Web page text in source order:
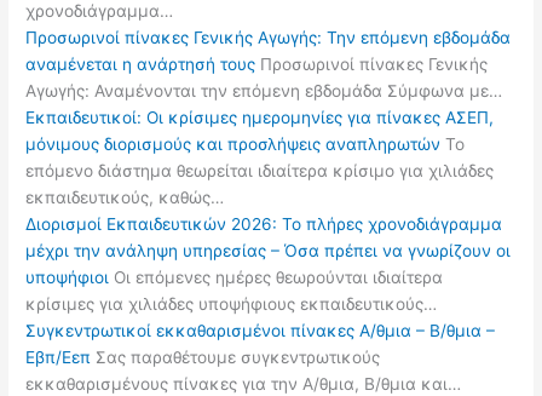
χρονοδιάγραμμα…
Προσωρινοί πίνακες Γενικής Αγωγής: Την επόμενη εβδομάδα
αναμένεται η ανάρτησή τους Προσωρινοί πίνακες Γενικής
Αγωγής: Αναμένονται την επόμενη εβδομάδα Σύμφωνα με…
Εκπαιδευτικοί: Οι κρίσιμες ημερομηνίες για πίνακες ΑΣΕΠ,
μόνιμους διορισμούς και προσλήψεις αναπληρωτών Το
επόμενο διάστημα θεωρείται ιδιαίτερα κρίσιμο για χιλιάδες
εκπαιδευτικούς, καθώς…
Διορισμοί Εκπαιδευτικών 2026: Το πλήρες χρονοδιάγραμμα
μέχρι την ανάληψη υπηρεσίας – Όσα πρέπει να γνωρίζουν οι
υποψήφιοι Οι επόμενες ημέρες θεωρούνται ιδιαίτερα
κρίσιμες για χιλιάδες υποψήφιους εκπαιδευτικούς…
Συγκεντρωτικοί εκκαθαρισμένοι πίνακες Α/θμια – Β/θμια –
Εβπ/Εεπ Σας παραθέτουμε συγκεντρωτικούς
εκκαθαρισμένους πίνακες για την Α/θμια, Β/θμια και…